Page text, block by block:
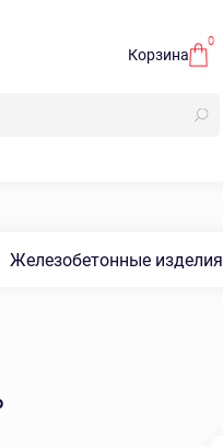
Корзина
0
Железобетонные изделия